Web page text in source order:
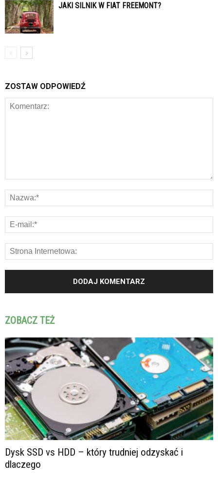
JAKI SILNIK W FIAT FREEMONT?
ZOSTAW ODPOWIEDŹ
ZOBACZ TEŻ
Dysk SSD vs HDD – który trudniej odzyskać i
dlaczego